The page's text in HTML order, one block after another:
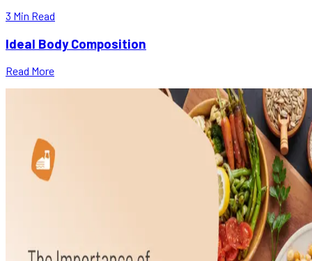
3 Min Read
Ideal Body Composition
Read More